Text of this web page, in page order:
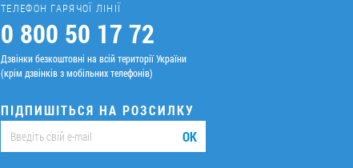
ТЕЛЕФОН ГАРЯЧОЇ ЛІНІЇ
0 800 50 17 72
Дзвінки безкоштовні на всій території України
(крім дзвінків з мобільних телефонів)
ПІДПИШІТЬСЯ НА РОЗСИЛКУ
ОК